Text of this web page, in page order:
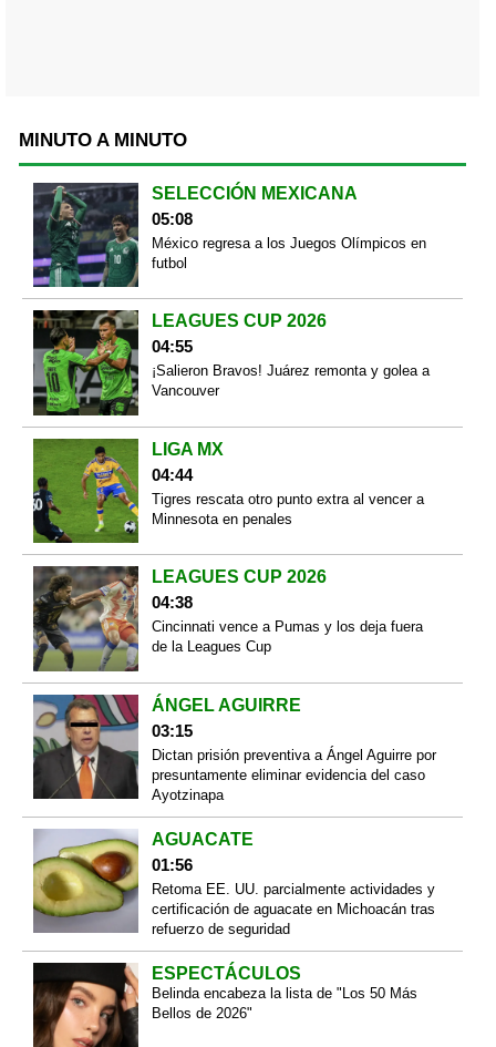
MINUTO A MINUTO
SELECCIÓN MEXICANA
05:08
México regresa a los Juegos Olímpicos en
futbol
LEAGUES CUP 2026
04:55
¡Salieron Bravos! Juárez remonta y golea a
Vancouver
LIGA MX
04:44
Tigres rescata otro punto extra al vencer a
Minnesota en penales
LEAGUES CUP 2026
04:38
Cincinnati vence a Pumas y los deja fuera
de la Leagues Cup
ÁNGEL AGUIRRE
03:15
Dictan prisión preventiva a Ángel Aguirre por
presuntamente eliminar evidencia del caso
Ayotzinapa
AGUACATE
01:56
Retoma EE. UU. parcialmente actividades y
certificación de aguacate en Michoacán tras
refuerzo de seguridad
ESPECTÁCULOS
Belinda encabeza la lista de "Los 50 Más
Bellos de 2026"